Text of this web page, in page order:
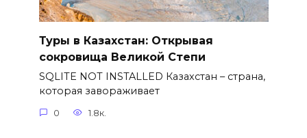
Туры в Казахстан: Открывая
сокровища Великой Степи
SQLITE NOT INSTALLED Казахстан – страна,
которая завораживает
0 1.8к.